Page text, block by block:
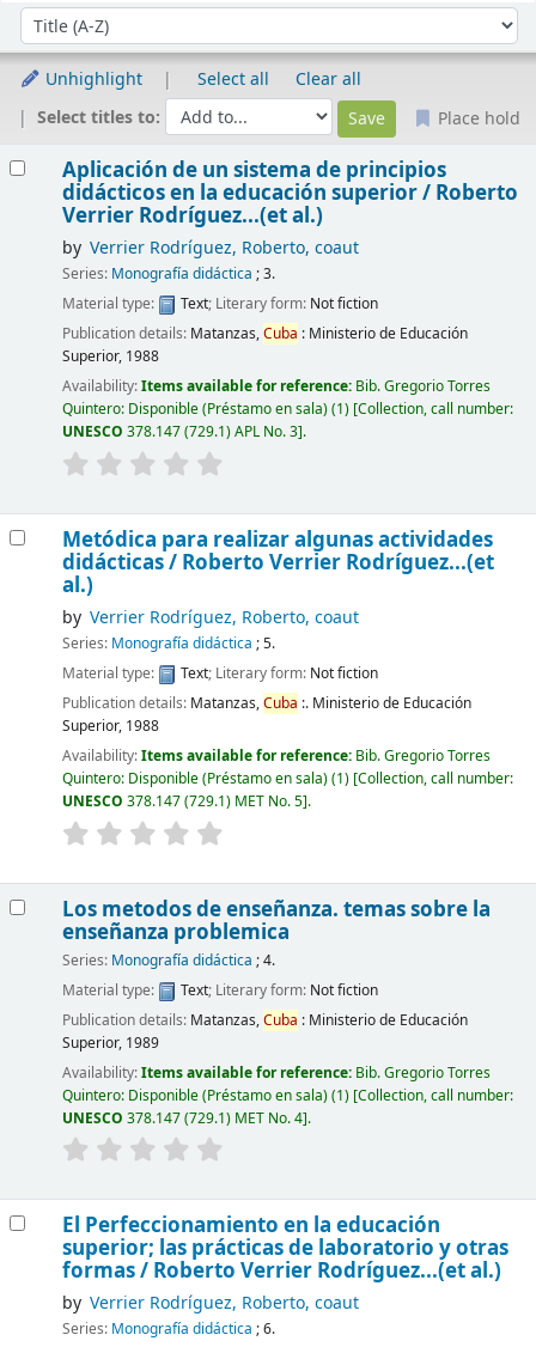
Sort by:
Unhighlight Select all
Clear all
Select titles to:
Place hold
Aplicación de un sistema de principios
didácticos en la educación superior / Roberto
Verrier Rodríguez...(et al.)
by Verrier Rodríguez, Roberto, coaut
Series: Monografía didáctica ; 3.
Material type:
Text; Literary form: Not fiction
Publication details: Matanzas,Cuba : Ministerio de Educación
Superior, 1988
Availability:Items available for reference: Bib. Gregorio Torres
Quintero: Disponible (Préstamo en sala)(1) Collection, call number:
UNESCO 378.147 (729.1) APL No. 3 .
Metódica para realizar algunas actividades
didácticas / Roberto Verrier Rodríguez...(et
al.)
by Verrier Rodríguez, Roberto, coaut
Series: Monografía didáctica ; 5.
Material type:
Text; Literary form: Not fiction
Publication details: Matanzas,Cuba :. Ministerio de Educación
Superior, 1988
Availability:Items available for reference: Bib. Gregorio Torres
Quintero: Disponible (Préstamo en sala)(1) Collection, call number:
UNESCO 378.147 (729.1) MET No. 5 .
Los metodos de enseñanza. temas sobre la
enseñanza problemica
Series: Monografía didáctica ; 4.
Material type:
Text; Literary form: Not fiction
Publication details: Matanzas,Cuba : Ministerio de Educación
Superior, 1989
Availability:Items available for reference: Bib. Gregorio Torres
Quintero: Disponible (Préstamo en sala)(1) Collection, call number:
UNESCO 378.147 (729.1) MET No. 4 .
El Perfeccionamiento en la educación
superior; las prácticas de laboratorio y otras
formas / Roberto Verrier Rodríguez...(et al.)
by Verrier Rodríguez, Roberto, coaut
Series: Monografía didáctica ; 6.